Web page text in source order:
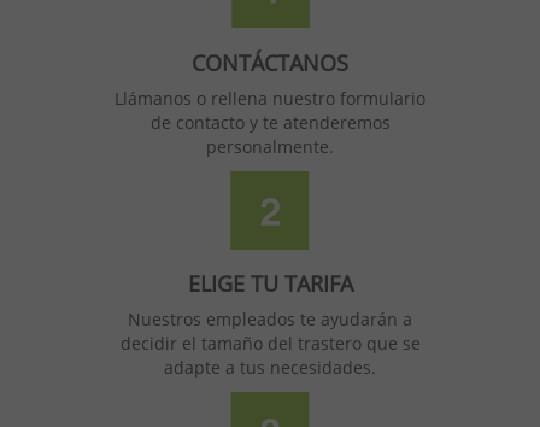
CONTÁCTANOS
Llámanos o rellena nuestro formulario
de contacto y te atenderemos
personalmente.
ELIGE TU TARIFA
Nuestros empleados te ayudarán a
decidir el tamaño del trastero que se
adapte a tus necesidades.